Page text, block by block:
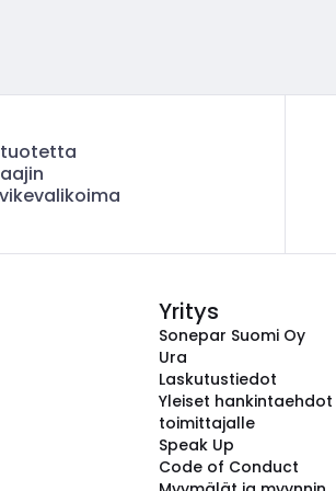
tuotetta
Yritys
Sonepar Suomi Oy
Ura
Laskutustiedot
Yleiset hankintaehdot
toimittajalle
Speak Up
Code of Conduct